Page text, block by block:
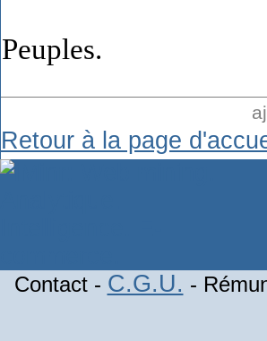
Peuples.
Retour à la page
Contact - C.G.U. -